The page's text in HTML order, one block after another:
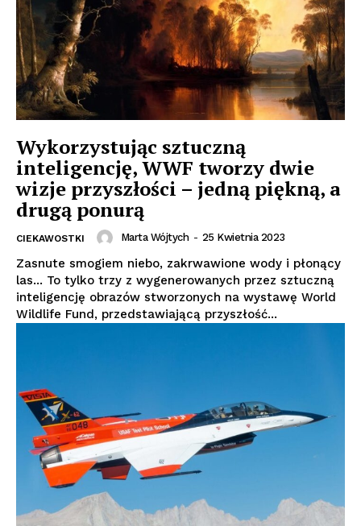
Wykorzystując sztuczną
inteligencję, WWF tworzy dwie
wizje przyszłości – jedną piękną, a
drugą ponurą
CIEKAWOSTKI Marta Wójtych - 25 Kwietnia 2023
Zasnute smogiem niebo, zakrwawione wody i płonący
las... To tylko trzy z wygenerowanych przez sztuczną
inteligencję obrazów stworzonych na wystawę World
Wildlife Fund, przedstawiającą przyszłość...